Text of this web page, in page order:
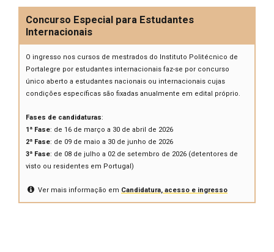
Concurso Especial para Estudantes
Internacionais
O ingresso nos cursos de mestrados do Instituto Politécnico de
Portalegre por estudantes internacionais faz-se por concurso
único aberto a estudantes nacionais ou internacionais cujas
condições específicas são fixadas anualmente em edital próprio.
Fases de candidaturas:
1ª Fase: de 16 de março a 30 de abril de 2026
2ª Fase: de 09 de maio a 30 de junho de 2026
3ª Fase: de 08 de julho a 02 de setembro de 2026 (detentores de
visto ou residentes em Portugal)
Ver mais informação em Candidatura, acesso e ingresso